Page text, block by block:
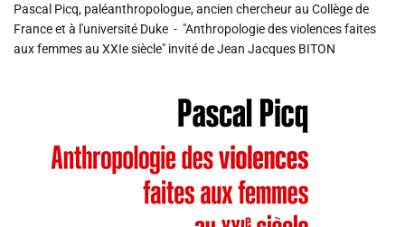
RCN Soutiens
Vidéos / Clips
Pascal Picq, paléanthropologue, ancien chercheur au Collège de
France et à l'université Duke - "Anthropologie des violences faites
aux femmes au XXIe siècle" invité de Jean Jacques BITON